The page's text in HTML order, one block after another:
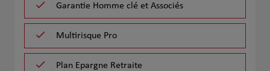
Garantie Homme clé et Associés
Multirisque Pro
Plan Epargne Retraite